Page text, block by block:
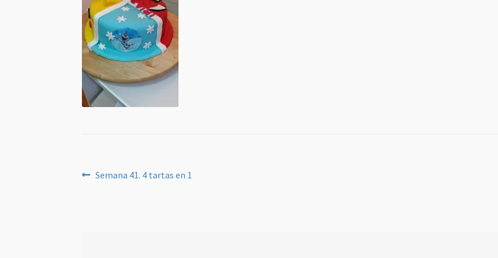
Navegación
Anterior:
Semana 41. 4 tartas en 1